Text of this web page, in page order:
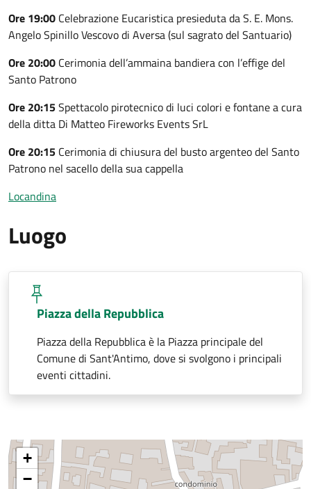
Ore 19:00 Celebrazione Eucaristica presieduta da S. E. Mons.
Angelo Spinillo Vescovo di Aversa (sul sagrato del Santuario)
Ore 20:00 Cerimonia dell’ammaina bandiera con l’effige del
Santo Patrono
Ore 20:15Spettacolo pirotecnico di luci colori e fontane a cura
della ditta Di Matteo Fireworks Events SrL
Ore 20:15 Cerimonia di chiusura del busto argenteo del Santo
Patrono nel sacello della sua cappella
Locandina
Luogo
Piazza della Repubblica
Piazza della Repubblica è la Piazza principale del
Comune di Sant'Antimo, dove si svolgono i principali
eventi cittadini.
+
−